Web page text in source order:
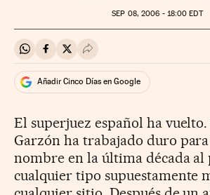
SEP 08, 2006 - 18:00 EDT
Compartir en Whatsapp
Compartir en Facebook
Compartir en Twitter
Desplegar Redes Sociales
Añadir Cinco Días en Google
El superjuez español ha
Garzón ha trabajado duro
nombre en la última década al
cualquier tipo supuestamente